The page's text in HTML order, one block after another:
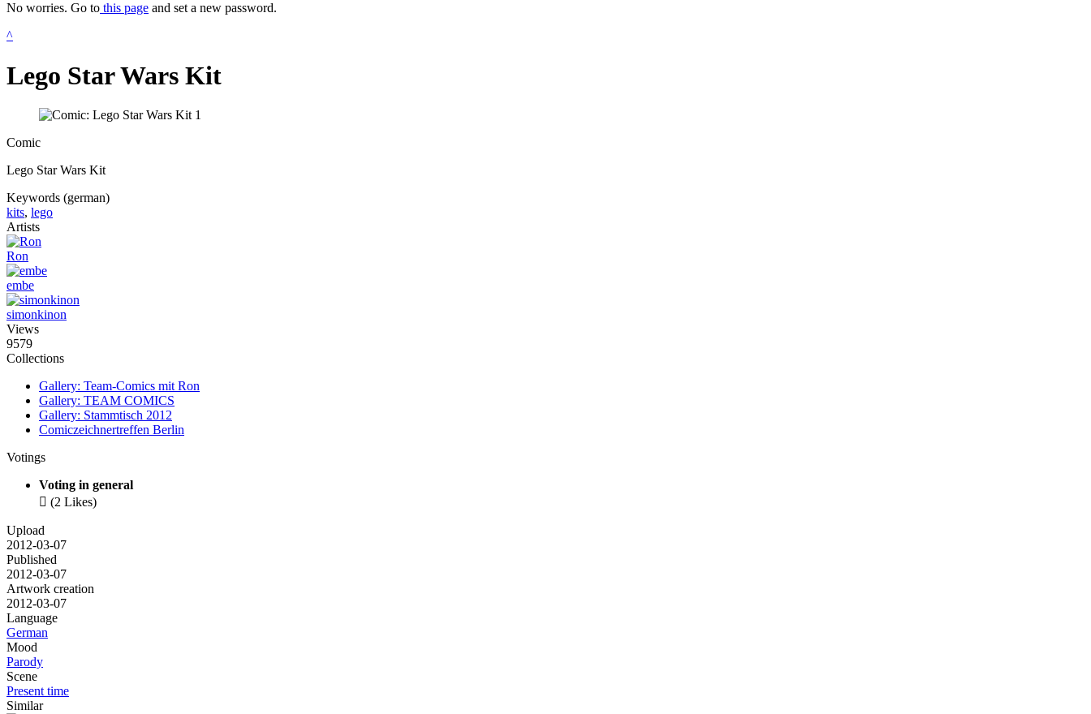
No worries. Go to this page and set a new password.
^
Lego Star Wars Kit
Comic
Lego Star Wars Kit
Keywords (german)
kits, lego
Artists
Ron
embe
simonkinon
Views
9579
Collections
Gallery: Team-Comics mit Ron
Gallery: TEAM COMICS
Gallery: Stammtisch 2012
Comiczeichnertreffen Berlin
Votings
Voting in general
 (2 Likes)
Upload
2012-03-07
Published
2012-03-07
Artwork creation
2012-03-07
Language
German
Mood
Parody
Scene
Present time
Similar